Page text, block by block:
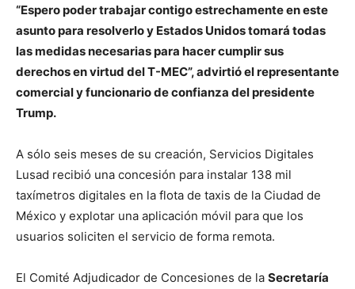
“Espero poder trabajar contigo estrechamente en este
asunto para resolverlo y Estados Unidos tomará todas
las medidas necesarias para hacer cumplir sus
derechos en virtud del T-MEC”, advirtió el representante
comercial y funcionario de confianza del presidente
Trump.
A sólo seis meses de su creación, Servicios Digitales
Lusad recibió una concesión para instalar 138 mil
taxímetros digitales en la flota de taxis de la Ciudad de
México y explotar una aplicación móvil para que los
usuarios soliciten el servicio de forma remota.
El Comité Adjudicador de Concesiones de la Secretaría